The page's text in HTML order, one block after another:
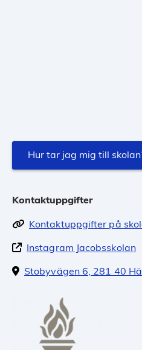
Hur tar jag mig till
Kontaktuppgifter
Kontaktuppgifter på
Instagram Jacobsskolan
Stobyvägen 6, 281 40